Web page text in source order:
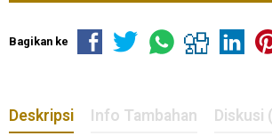
Bagikan ke
Deskripsi Info Tambahan Diskusi